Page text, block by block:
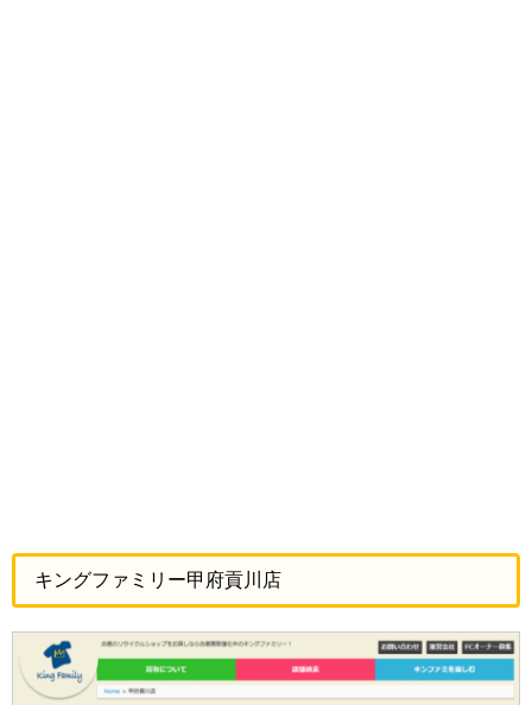
キングファミリー甲府貢川店